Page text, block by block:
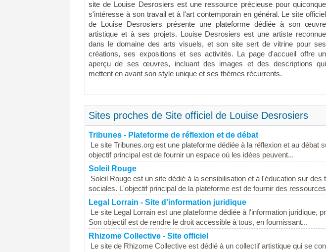
site de Louise Desrosiers est une ressource précieuse pour quiconque
s'intéresse à son travail et à l'art contemporain en général. Le site officiel
de Louise Desrosiers présente une plateforme dédiée à son œuvre
artistique et à ses projets. Louise Desrosiers est une artiste reconnue
dans le domaine des arts visuels, et son site sert de vitrine pour ses
créations, ses expositions et ses activités. La page d'accueil offre un
aperçu de ses œuvres, incluant des images et des descriptions qui
mettent en avant son style unique et ses thèmes récurrents.
Sites proches de Site officiel de Louise Desrosiers
Tribunes - Plateforme de réflexion et de débat
Le site Tribunes.org est une plateforme dédiée à la réflexion et au débat
objectif principal est de fournir un espace où les idées peuvent...
Soleil Rouge
Soleil Rouge est un site dédié à la sensibilisation et à l'éducation sur
sociales. L'objectif principal de la plateforme est de fournir des
Legal Lorrain - Site d'information juridique
Le site Legal Lorrain est une plateforme dédiée à l'information juridique,
Son objectif est de rendre le droit accessible à tous, en fournissant...
Rhizome Collective - Site officiel
Le site de Rhizome Collective est dédié à un collectif artistique qui se